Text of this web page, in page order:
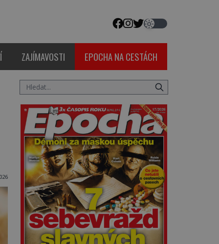
ZAJÍMAVOSTI EPOCHA NA CESTÁCH